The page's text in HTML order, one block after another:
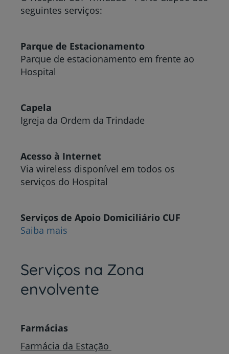
seguintes serviços:
Parque de Estacionamento
Parque de estacionamento em frente ao
Hospital
Capela
Igreja da Ordem da Trindade
Acesso à Internet
Via wireless disponível em todos os
serviços do Hospital
Serviços de Apoio Domiciliário CUF
Saiba mais
Serviços na Zona
envolvente
Farmácias
Farmácia da Estação